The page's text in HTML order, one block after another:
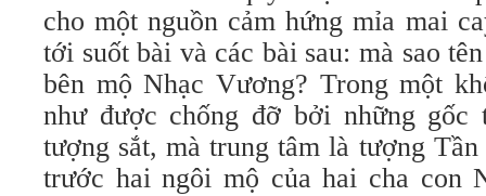
cho một nguồn cảm hứng mỉa mai
tới suốt bài và các bài sau: mà sao
bên mộ Nhạc Vương? Trong một
như được chống đỡ bởi những gốc
tượng sắt, mà trung tâm là tượng
trước hai ngôi mộ của hai cha con